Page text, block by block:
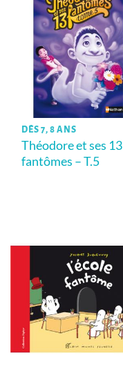
DÈS 7, 8 ANS
Théodore et ses 13
fantômes – T.5